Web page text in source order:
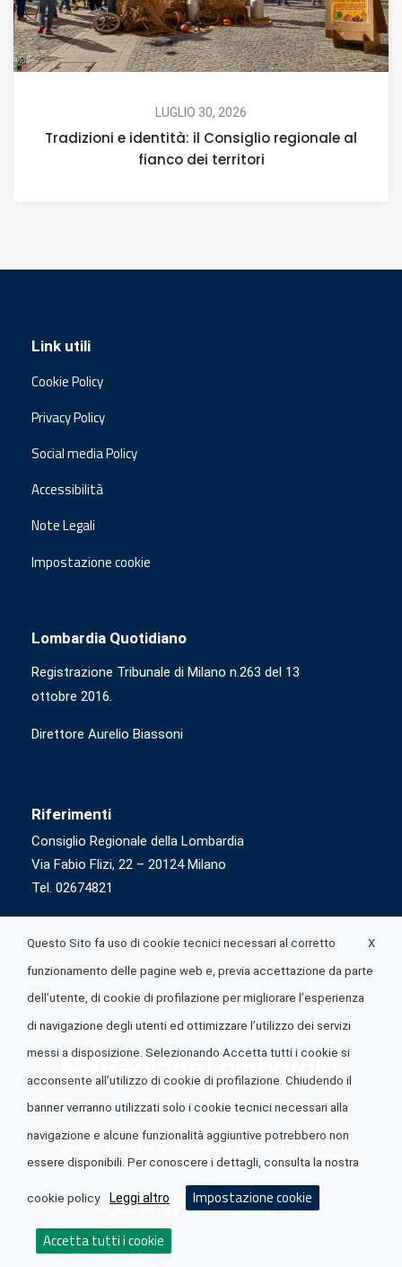
LUGLIO 30, 2026
Tradizioni e identità: il Consiglio regionale al
fianco dei territori
Link utili
Cookie Policy
Privacy Policy
Social media Policy
Accessibilità
Note Legali
Impostazione cookie
Lombardia Quotidiano
Registrazione Tribunale di Milano n.263 del 13
ottobre 2016.
Direttore Aurelio Biassoni
Riferimenti
Consiglio Regionale della Lombardia
Via Fabio Flizi, 22 – 20124 Milano
Tel. 02674821
© 2026 Lombardia Quotidiano è realizzato daA.R.I.A.
Seguici su
X
Questo Sito fa uso di cookie tecnici necessari al corretto
funzionamento delle pagine web e, previa accettazione da parte
dell’utente, di cookie di profilazione per migliorare l’esperienza
di navigazione degli utenti ed ottimizzare l’utilizzo dei servizi
messi a disposizione. Selezionando Accetta tutti i cookie si
acconsente all’utilizzo di cookie di profilazione. Chiudendo il
banner verranno utilizzati solo i cookie tecnici necessari alla
navigazione e alcune funzionalità aggiuntive potrebbero non
essere disponibili. Per conoscere i dettagli, consulta la nostra
cookie policy Leggi altro Impostazione cookie
Accetta tutti i cookie